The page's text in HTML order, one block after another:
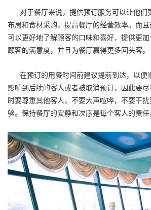
对于餐厅来说，提供预订服务可以让他们
布局和食材采购，提高餐厅的经营效率。而
可以更好地了解顾客的口味和喜好，提供更
顾客的满意度，并且为餐厅赢得更多回头客。
在预订的用餐时间前建议提前到达，以便
影响到后续的客人或者被取消预订，因此要
时要尊重其他客人，不要大声喧哗，不要干
验。保持餐厅的安静和次序是每个客人的责任